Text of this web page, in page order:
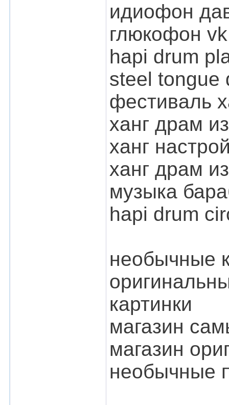
идиофон
глюкофон vk
hapi drum
steel tongue
фестиваль
ханг драм
ханг
ханг драм
музыка
hapi drum
необычные
картинки
магазин
магазин
необычные